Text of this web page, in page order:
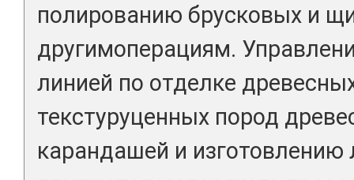
полированию брусковых и
другимоперациям.
линией по отделке
текстуруценных пород
карандашей и